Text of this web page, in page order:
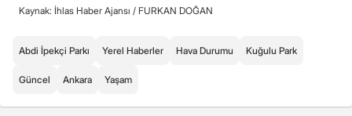
Kaynak: İhlas Haber Ajansı / FURKAN DOĞAN
Abdi İpekçi Parkı Yerel Haberler Hava Durumu Kuğulu Park
Güncel Ankara Yaşam